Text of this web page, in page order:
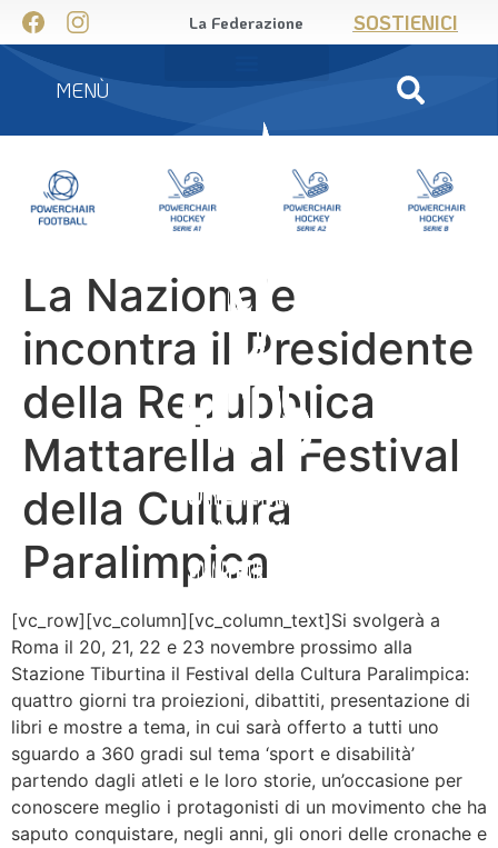
La Federazione SOSTIENICI
MENÙ
La Nazionale
incontra il Presidente
della Repubblica
Mattarella al Festival
della Cultura
Paralimpica
[vc_row][vc_column][vc_column_text]Si svolgerà a
Roma il 20, 21, 22 e 23 novembre prossimo alla
Stazione Tiburtina il Festival della Cultura Paralimpica:
quattro giorni tra proiezioni, dibattiti, presentazione di
libri e mostre a tema, in cui sarà offerto a tutti uno
sguardo a 360 gradi sul tema ‘sport e disabilità’
partendo dagli atleti e le loro storie, un’occasione per
conoscere meglio i protagonisti di un movimento che ha
saputo conquistare, negli anni, gli onori delle cronache e